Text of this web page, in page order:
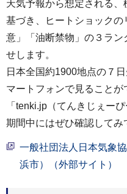
天気予報から想定される
基づき、ヒートショック
意」「油断禁物」の３ラ
せします。
日本全国約1900地点の７
マートフォンで見ること
「tenki.jp（てんきじぇー
期間中にはぜひ確認してみ
一般社団法人日本気象
浜市）（外部サイト）